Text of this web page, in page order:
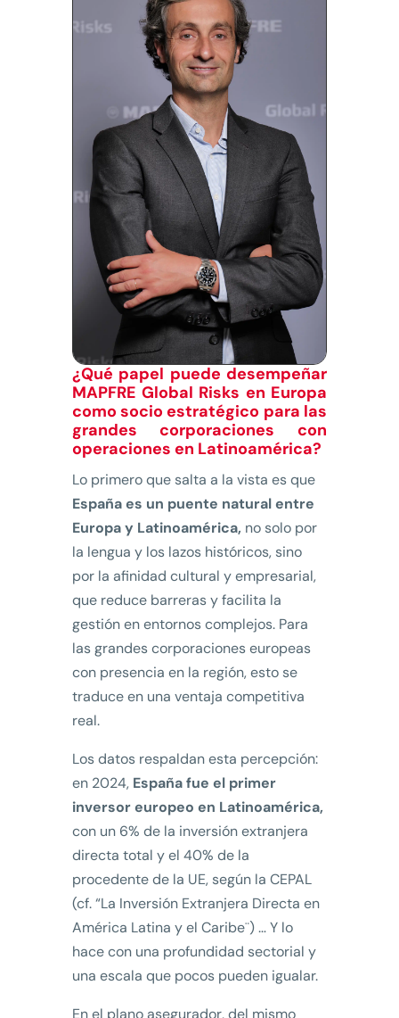
¿Qué papel puede desempeñar
MAPFRE Global Risks en Europa
como socio estratégico para las
grandes corporaciones con
operaciones en Latinoamérica?
Lo primero que salta a la vista es que
España es un puente natural entre
Europa y Latinoamérica, no solo por
la lengua y los lazos históricos, sino
por la afinidad cultural y empresarial,
que reduce barreras y facilita la
gestión en entornos complejos. Para
las grandes corporaciones europeas
con presencia en la región, esto se
traduce en una ventaja competitiva
real.
Los datos respaldan esta percepción:
en 2024, España fue el primer
inversor europeo en Latinoamérica,
con un 6% de la inversión extranjera
directa total y el 40% de la
procedente de la UE, según la CEPAL
(cf. “La Inversión Extranjera Directa en
América Latina y el Caribe¨) … Y lo
hace con una profundidad sectorial y
una escala que pocos pueden igualar.
En el plano asegurador, del mismo